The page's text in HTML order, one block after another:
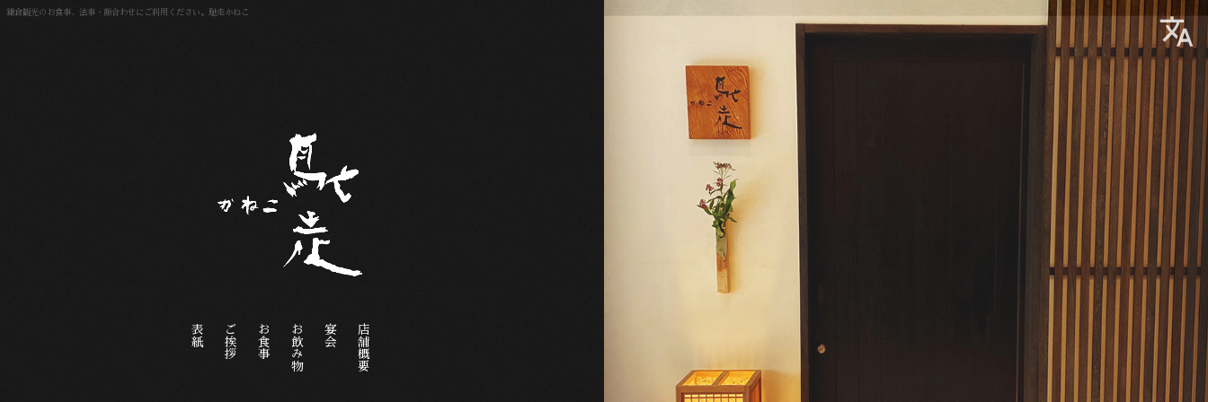
鎌倉観光のお食事、法事・顔合わせにご利用ください。馳走かねこ
表紙 ご挨拶 お食事 お飲み物 宴会 店舗概要